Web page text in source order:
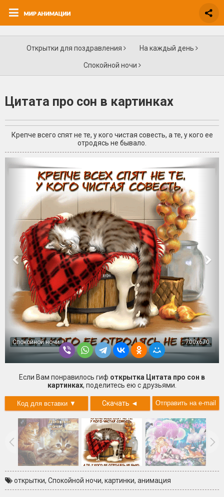
Открытки для поздравления На каждый день
Спокойной ночи
Цитата про сон в картинках
Крепче всего спят не те, у кого чистая совесть, а те, у кого ее
отродясь не бывало.
Спокойной ночи 700x670
Если Вам понравилось гиф открытка Цитата про сон в
картинках, поделитесь ею с друзьями.
Скачать ◄
открытки, Спокойной ночи, картинки, анимация